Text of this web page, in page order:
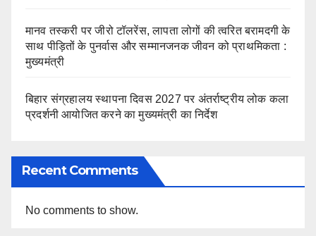
मानव तस्करी पर जीरो टॉलरेंस, लापता लोगों की त्वरित बरामदगी के
साथ पीड़ितों के पुनर्वास और सम्मानजनक जीवन को प्राथमिकता :
मुख्यमंत्री
बिहार संग्रहालय स्थापना दिवस 2027 पर अंतर्राष्ट्रीय लोक कला
प्रदर्शनी आयोजित करने का मुख्यमंत्री का निर्देश
Recent Comments
No comments to show.